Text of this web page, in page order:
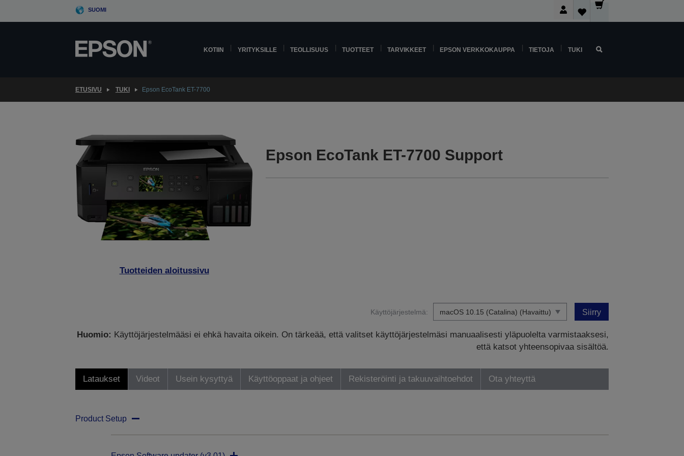
SUOMI
KOTIIN YRITYKSILLE TEOLLISUUS TUOTTEET TARVIKKEET EPSON VERKKOKAUPPA TIETOJA TUKI
ETUSIVU TUKI Epson EcoTank ET-7700
Tuotteiden aloitussivu
Epson EcoTank ET-7700 Support
Käyttöjärjestelmä: Siirry
Huomio: Käyttöjärjestelmääsi ei ehkä havaita oikein. On tärkeää, että valitset käyttöjärjestelmäsi manuaalisesti yläpuolelta varmistaaksesi,
että katsot yhteensopivaa sisältöä.
Lataukset Videot Usein kysyttyä Käyttöoppaat ja ohjeet Rekisteröinti ja takuuvaihtoehdot Ota yhteyttä
Product Setup